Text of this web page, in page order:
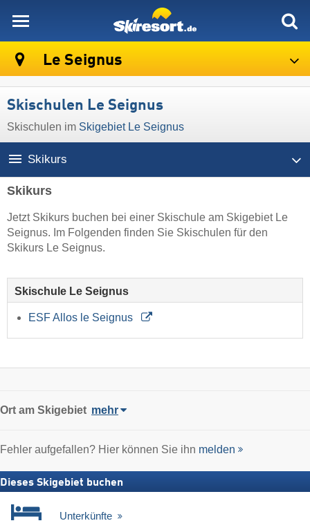
Le Seignus
Skischulen Le Seignus
Skischulen im Skigebiet Le Seignus
Skikurs
Skikurs
Jetzt Skikurs buchen bei einer Skischule am Skigebiet Le
Seignus. Im Folgenden finden Sie Skischulen für den
Skikurs Le Seignus.
Skischule Le Seignus
ESF Allos le Seignus
Ort am Skigebiet mehr
Fehler aufgefallen? Hier können Sie ihn melden
Dieses Skigebiet buchen
Unterkünfte